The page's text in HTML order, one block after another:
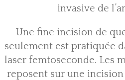
invasive de
Une fine incision de
seulement est pratiquée
laser femtoseconde. Les
reposent sur une